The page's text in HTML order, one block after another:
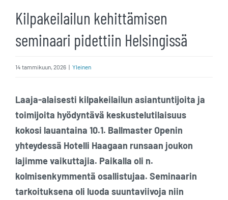
Kilpakeilailun kehittämisen
seminaari pidettiin Helsingissä
14 tammikuun, 2026 | Yleinen
Laaja-alaisesti kilpakeilailun asiantuntijoita ja
toimijoita hyödyntävä keskustelutilaisuus
kokosi lauantaina 10.1. Ballmaster Openin
yhteydessä Hotelli Haagaan runsaan joukon
lajimme vaikuttajia. Paikalla oli n.
kolmisenkymmentä osallistujaa. Seminaarin
tarkoituksena oli luoda suuntaviivoja niin